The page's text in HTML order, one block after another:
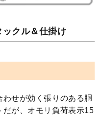
クル＆仕掛け
せが効く張りのある胴
だが、オモリ負荷表示15